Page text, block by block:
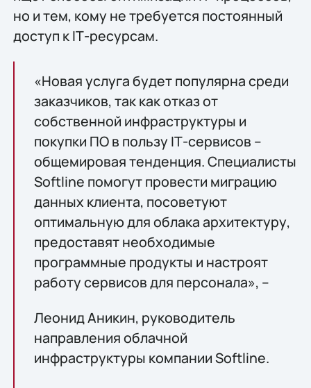
но и тем, кому не требуется постоянный
доступ к IТ-ресурсам.
«Новая услуга будет популярна среди
заказчиков, так как отказ от
собственной инфраструктуры и
покупки ПО в пользу IТ-сервисов –
общемировая тенденция. Специалисты
Softline помогут провести миграцию
данных клиента, посоветуют
оптимальную для облака архитектуру,
предоставят необходимые
программные продукты и настроят
работу сервисов для персонала», –
Леонид Аникин, руководитель
направления облачной
инфраструктуры компании Softline.